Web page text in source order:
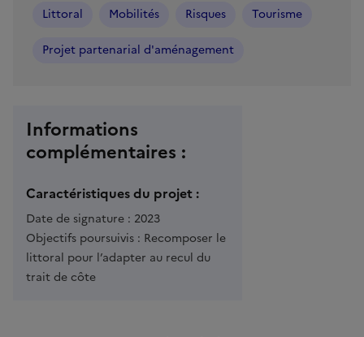
Littoral Mobilités Risques Tourisme
Projet partenarial d'aménagement
Informations
complémentaires :
Caractéristiques du projet :
Date de signature : 2023
Objectifs poursuivis : Recomposer le
littoral pour l’adapter au recul du
trait de côte